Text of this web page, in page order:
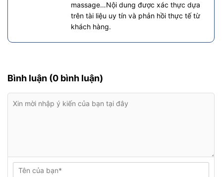
massage…Nội dung được xác thực dựa
trên tài liệu uy tín và phản hồi thực tế từ
khách hàng.
Bình luận (0 bình luận)